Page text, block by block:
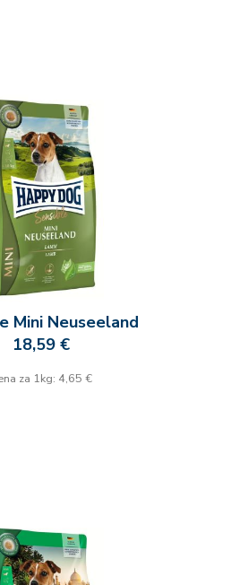
Mini Neuseeland
18,59 €
za 1kg: 4,65 €